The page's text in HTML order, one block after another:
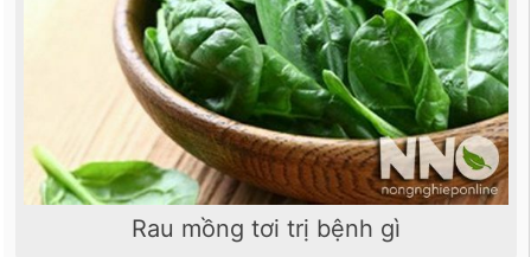
Rau mồng tơi trị bệnh gì